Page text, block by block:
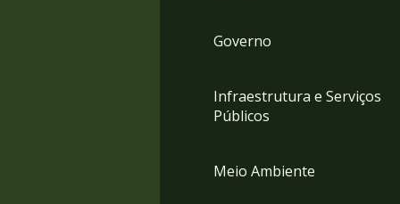
Governo
Infraestrutura e Serviços
Públicos
Meio Ambiente